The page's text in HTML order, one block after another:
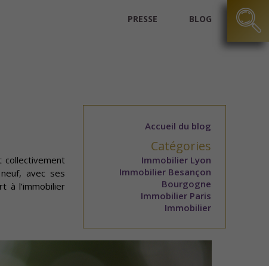
PRESSE BLOG
Accueil du blog
Catégories
Immobilier Lyon
Immobilier Besançon
Bourgogne
Immobilier Paris
Immobilier
collectivement
avec ses
à l’immobilier